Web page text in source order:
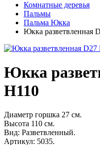
Комнатные деревья
Пальмы
Пальмa Юкка
Юкка разветвленная
Юкка
H110
Диаметр горшка 27 см.
Высота 110 см.
Вид: Разветвленный.
Артикул: 5035.